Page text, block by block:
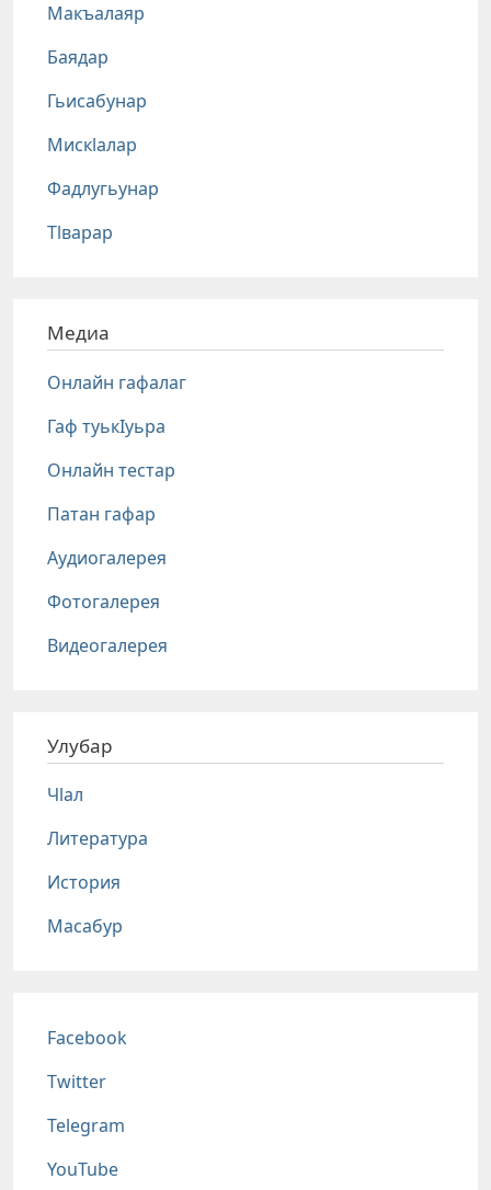
Макъалаяр
Баядар
Гьисабунар
Мискlалар
Фадлугьунар
Тlварар
Медиа
Онлайн гафалаг
Гаф туькIуьра
Онлайн тестар
Патан гафар
Аудиогалерея
Фотогалерея
Видеогалерея
Улубар
Чlал
Литература
История
Масабур
Соц сети
Facebook
Twitter
Telegram
YouTube